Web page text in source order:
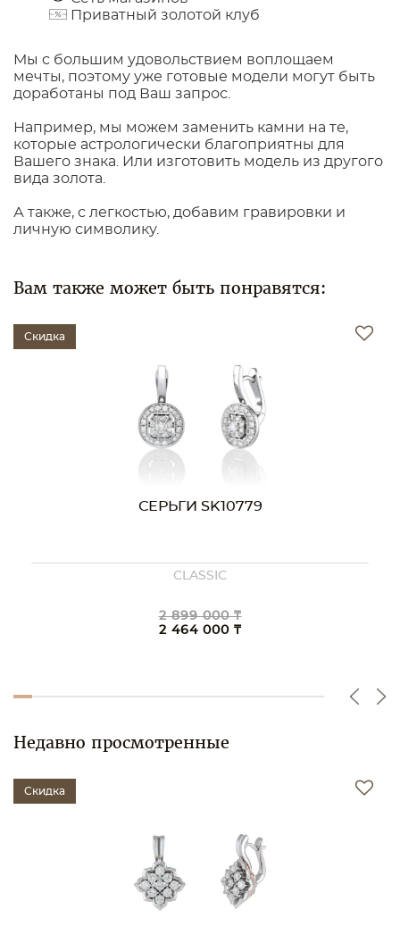
Приватный золотой клуб
Мы с большим удовольствием воплощаем
мечты, поэтому уже готовые модели могут быть
доработаны под Ваш запрос.
Например, мы можем заменить камни на те,
которые астрологически благоприятны для
Вашего знака. Или изготовить модель из другого
вида золота.
А также, с легкостью, добавим гравировки и
личную символику.
Вам также может быть понравятся:
Скидка
СЕРЬГИ SK10779
CLASSIC
2 899 000 ₸
2 464 000 ₸
Недавно просмотренные
Скидка